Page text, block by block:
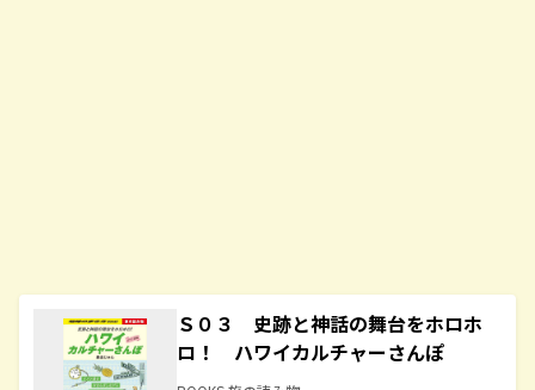
Ｓ０３ 史跡と神話の舞台をホロホ
ロ！ ハワイカルチャーさんぽ